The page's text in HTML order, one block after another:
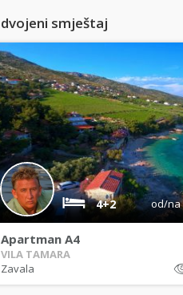
smještaj
4+2 od/na
Apartman A4
VILA TAMARA
Zavala